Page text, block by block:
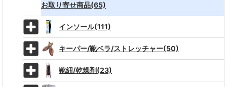
お取り寄せ商品(65)
インソール(111)
キーパー/靴ベラ/ストレッチャー(50)
靴紐/乾燥剤(23)